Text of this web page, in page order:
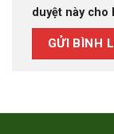
duyệt này cho